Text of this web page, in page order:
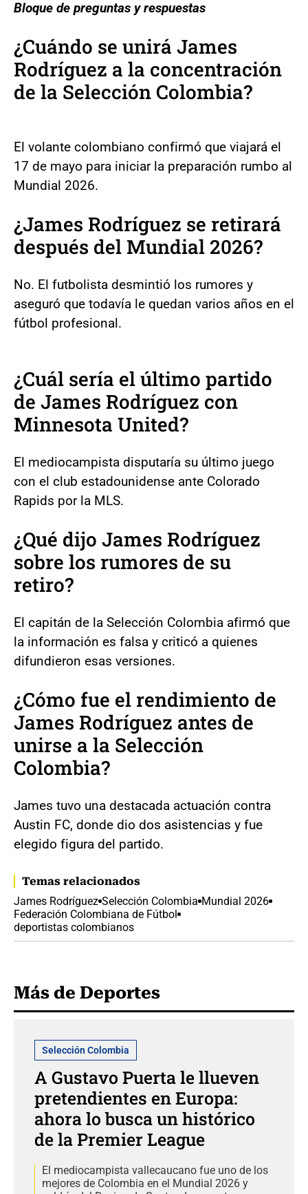
Bloque de preguntas y respuestas
¿Cuándo se unirá James
Rodríguez a la concentración
de la Selección Colombia?
El volante colombiano confirmó que viajará el
17 de mayo para iniciar la preparación rumbo al
Mundial 2026.
¿James Rodríguez se retirará
después del Mundial 2026?
No. El futbolista desmintió los rumores y
aseguró que todavía le quedan varios años en el
fútbol profesional.
¿Cuál sería el último partido
de James Rodríguez con
Minnesota United?
El mediocampista disputaría su último juego
con el club estadounidense ante Colorado
Rapids por la MLS.
¿Qué dijo James Rodríguez
sobre los rumores de su
retiro?
El capitán de la Selección Colombia afirmó que
la información es falsa y criticó a quienes
difundieron esas versiones.
¿Cómo fue el rendimiento de
James Rodríguez antes de
unirse a la Selección
Colombia?
James tuvo una destacada actuación contra
Austin FC, donde dio dos asistencias y fue
elegido figura del partido.
Temas relacionados
James Rodríguez Selección Colombia Mundial 2026
Federación Colombiana de Fútbol
deportistas colombianos
Más de Deportes
Selección Colombia
A Gustavo Puerta le llueven
pretendientes en Europa:
ahora lo busca un histórico
de la Premier League
El mediocampista vallecaucano fue uno de los
mejores de Colombia en el Mundial 2026 y